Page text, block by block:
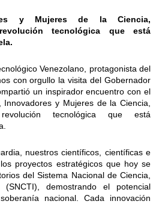
y Mujeres de la Ciencia,
tecnológica que está
Venezolano, protagonista del
con orgullo la visita del Gobernador
un inspirador encuentro con el
Innovadores y Mujeres de la Ciencia,
tecnológica que está
nuestros científicos, científicas e
proyectos estratégicos que hoy se
del Sistema Nacional de Ciencia,
(SNCTI), demostrando el potencial
nacional. Cada innovación